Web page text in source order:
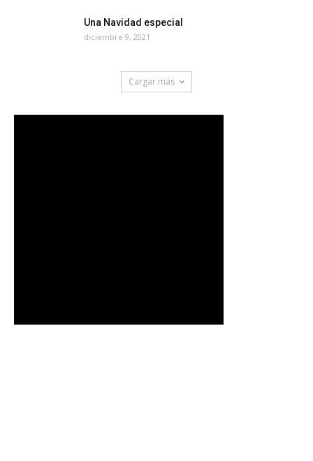
Una Navidad especial
diciembre 9, 2021
Cargar más